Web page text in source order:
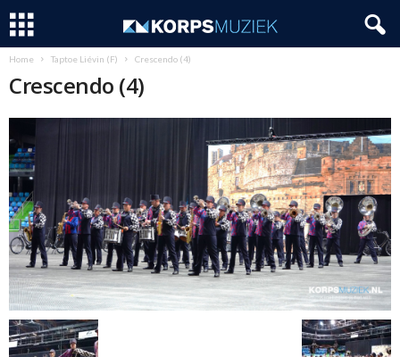
Home Taptoe Liévin (F) Crescendo (4)
Crescendo (4)